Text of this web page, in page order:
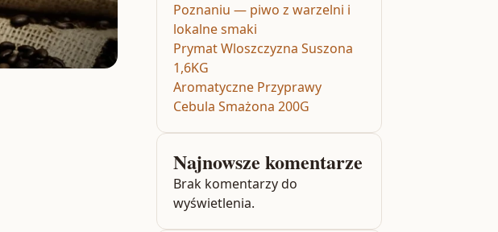
Poznaniu — piwo z warzelni i
lokalne smaki
Prymat Wloszczyzna Suszona
1,6KG
Aromatyczne Przyprawy
Cebula Smażona 200G
Najnowsze komentarze
Brak komentarzy do
wyświetlenia.